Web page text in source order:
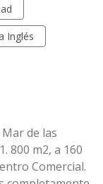
Inglés
de las
800 m2, a 160
Comercial.